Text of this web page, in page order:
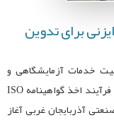
استاندارد ایزو ۱۷۰۲۵؛ رایزنی برای تدوین
خدمات آزمایشگاهی و
هم‌افزایی در حوزه تدوین استانداردهای تخصصی، فرآیند اخذ گواهینامه ISO
صنعتی آذربایجان غربی آغاز